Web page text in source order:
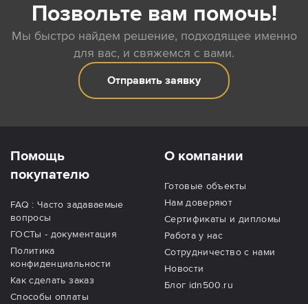
Позвольте вам помочь!
Мы быстро найдем решение, подходящее именно
для вас, и свяжемся с вами.
Отправить заявку
Помощь
покупателю
FAQ : Часто задаваемые
вопросы
ГОСТы - документация
Политика
конфиденциальности
Как сделать заказ
Способы оплаты
О компании
Готовые объекты
Нам доверяют
Сертификаты и дипломы
Работа у нас
Сотрудничество с нами
Новости
Блог idn500.ru